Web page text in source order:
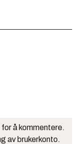
å kommentere.
av brukerkonto.